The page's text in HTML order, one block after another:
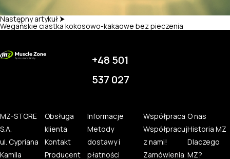
Następny artykuł ⮞
Wegańskie ciastka kokosowo-kakaowe bez pieczenia
+48 501
537 027
MZ-STORE
S.A.
ul. Cypriana
Kamila
Obsługa
klienta
Kontakt
Producent
Informacje
Metody
dostawy i
płatności
Współpraca
Współpracuj
z nami!
Zamówienia
O nas
Historia MZ
Dlaczego
MZ?